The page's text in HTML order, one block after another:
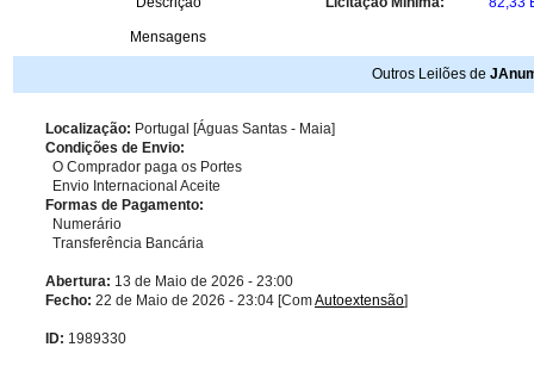
Mensagens
Outros Leilões de
Localização: Portugal [Águas Santas - Maia]
Condições de Envio:
O Comprador paga os Portes
Envio Internacional Aceite
Formas de Pagamento:
Numerário
Transferência Bancária
Abertura: 13 de Maio de 2026 - 23:00
Fecho: 22 de Maio de 2026 - 23:04 [ComAutoextensão]
ID: 1989330